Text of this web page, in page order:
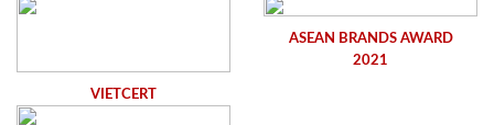
VIETCERT
ASEAN BRANDS AWARD
2021